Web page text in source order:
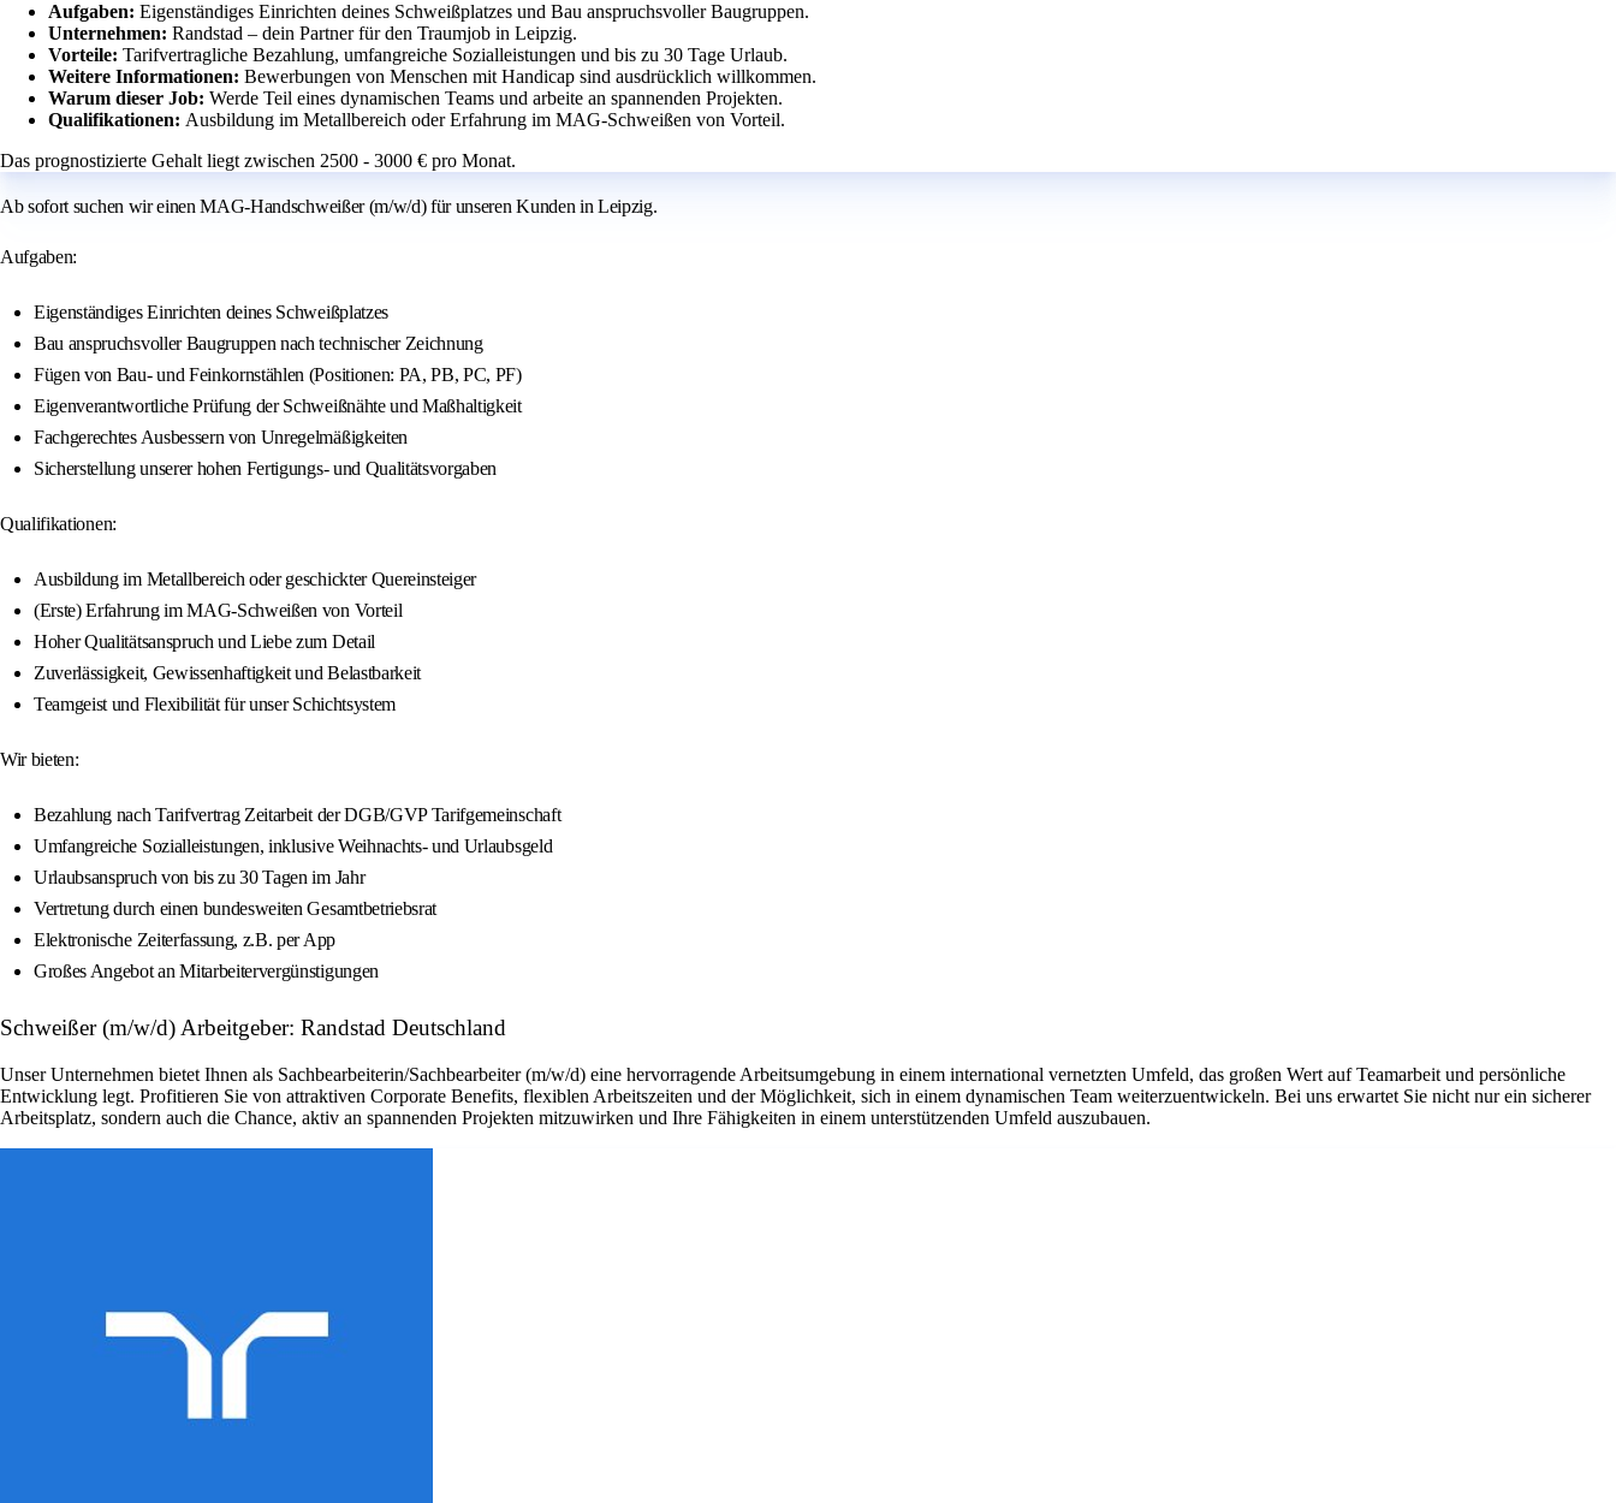
Aufgaben: Eigenständiges Einrichten deines Schweißplatzes und Bau anspruchsvoller Baugruppen.
Unternehmen: Randstad – dein Partner für den Traumjob in Leipzig.
Vorteile: Tarifvertragliche Bezahlung, umfangreiche Sozialleistungen und bis zu 30 Tage Urlaub.
Weitere Informationen: Bewerbungen von Menschen mit Handicap sind ausdrücklich willkommen.
Warum dieser Job: Werde Teil eines dynamischen Teams und arbeite an spannenden Projekten.
Qualifikationen: Ausbildung im Metallbereich oder Erfahrung im MAG-Schweißen von Vorteil.
Das prognostizierte Gehalt liegt zwischen 2500 - 3000 € pro Monat.
Ab sofort suchen wir einen MAG-Handschweißer (m/w/d) für unseren Kunden in Leipzig.
Aufgaben:
Eigenständiges Einrichten deines Schweißplatzes
Bau anspruchsvoller Baugruppen nach technischer Zeichnung
Fügen von Bau- und Feinkornstählen (Positionen: PA, PB, PC, PF)
Eigenverantwortliche Prüfung der Schweißnähte und Maßhaltigkeit
Fachgerechtes Ausbessern von Unregelmäßigkeiten
Sicherstellung unserer hohen Fertigungs- und Qualitätsvorgaben
Qualifikationen:
Ausbildung im Metallbereich oder geschickter Quereinsteiger
(Erste) Erfahrung im MAG-Schweißen von Vorteil
Hoher Qualitätsanspruch und Liebe zum Detail
Zuverlässigkeit, Gewissenhaftigkeit und Belastbarkeit
Teamgeist und Flexibilität für unser Schichtsystem
Wir bieten:
Bezahlung nach Tarifvertrag Zeitarbeit der DGB/GVP Tarifgemeinschaft
Umfangreiche Sozialleistungen, inklusive Weihnachts- und Urlaubsgeld
Urlaubsanspruch von bis zu 30 Tagen im Jahr
Vertretung durch einen bundesweiten Gesamtbetriebsrat
Elektronische Zeiterfassung, z.B. per App
Großes Angebot an Mitarbeitervergünstigungen
Schweißer (m/w/d) Arbeitgeber: Randstad Deutschland
Unser Unternehmen bietet Ihnen als Sachbearbeiterin/Sachbearbeiter (m/w/d) eine hervorragende Arbeitsumgebung in einem international vernetzten Umfeld, das großen Wert auf Teamarbeit und persönliche
Entwicklung legt. Profitieren Sie von attraktiven Corporate Benefits, flexiblen Arbeitszeiten und der Möglichkeit, sich in einem dynamischen Team weiterzuentwickeln. Bei uns erwartet Sie nicht nur ein sicherer
Arbeitsplatz, sondern auch die Chance, aktiv an spannenden Projekten mitzuwirken und Ihre Fähigkeiten in einem unterstützenden Umfeld auszubauen.